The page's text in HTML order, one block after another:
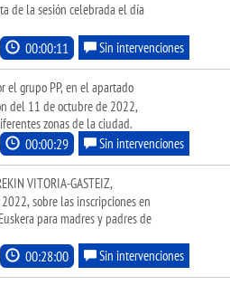
de la sesión celebrada el día
00:00:11 Sin intervenciones
el grupo PP, en el apartado
del 11 de octubre de 2022,
zonas de la ciudad.
00:00:29 Sin intervenciones
VITORIA-GASTEIZ,
sobre las inscripciones en
para madres y padres de
00:28:00 Sin intervenciones